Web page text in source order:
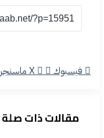
فيسبوك ‫Xماسنجر
مقالات ذات صلة